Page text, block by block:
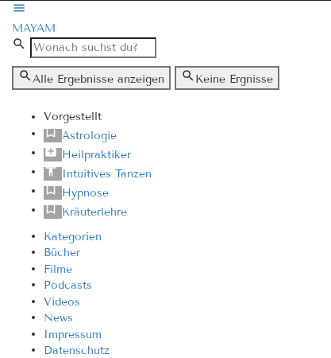
MAYAM
Alle Ergebnisse anzeigen Keine Ergnisse
Vorgestellt
Astrologie
Heilpraktiker
Intuitives Tanzen
Hypnose
Kräuterlehre
Kategorien
Bücher
Filme
Podcasts
Videos
News
Impressum
Datenschutz